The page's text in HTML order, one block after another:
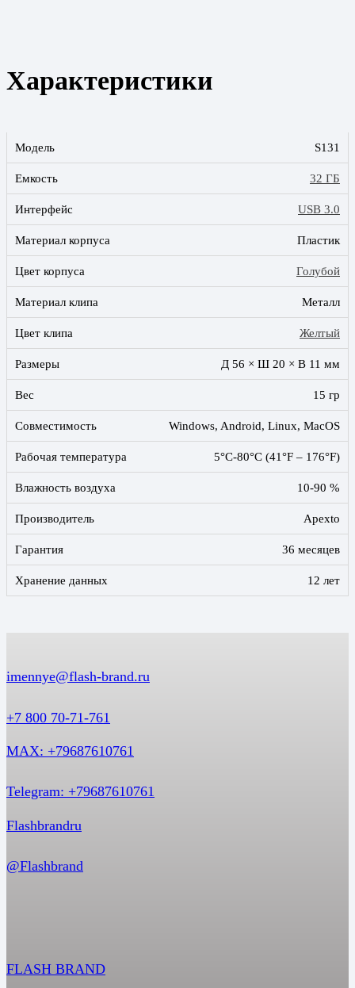
Характеристики
Модель S131
Емкость 32 ГБ
Интерфейс USB 3.0
Материал корпуса Пластик
Цвет корпуса Голубой
Материал клипа Металл
Цвет клипа Желтый
Размеры Д 56 × Ш 20 × В 11 мм
Вес 15 гр
Совместимость Windows, Android, Linux, MacOS
Рабочая температура 5°C-80°C (41°F – 176°F)
Влажность воздуха 10-90 %
Производитель Apexto
Гарантия 36 месяцев
Хранение данных 12 лет
imennye@flash-brand.ru
+7 800 70-71-761
MAX: +79687610761
Telegram: +79687610761
Flashbrandru
@Flashbrand
FLASH BRAND